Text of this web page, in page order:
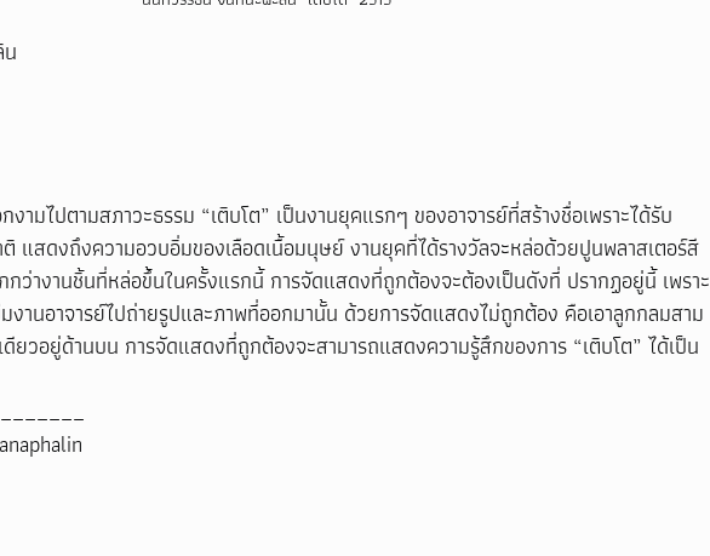
ามไปตามสภาวะธรรม “เติบโต” เป็นงานยุคแรกๆ ของอาจารย์ที่สร้างชื่อเพราะได้รับ
แสดงถึงความอวบอิ่มของเลือดเนื้อมนุษย์ งานยุคที่ได้รางวัลจะหล่อด้วยปูนพลาสเตอร์สี
กว่างานชิ้นที่หล่อขึ้นในครั้งแรกนี้ การจัดแสดงที่ถูกต้องจะต้องเป็นดังที่ ปรากฏอยู่นี้ เพราะ
านอาจารย์ไปถ่ายรูปและภาพที่ออกมานั้น ด้วยการจัดแสดงไม่ถูกต้อง คือเอาลูกกลมสาม
ยวอยู่ด้านบน การจัดแสดงที่ถูกต้องจะสามารถแสดงความรู้สึกของการ “เติบโต” ได้เป็น